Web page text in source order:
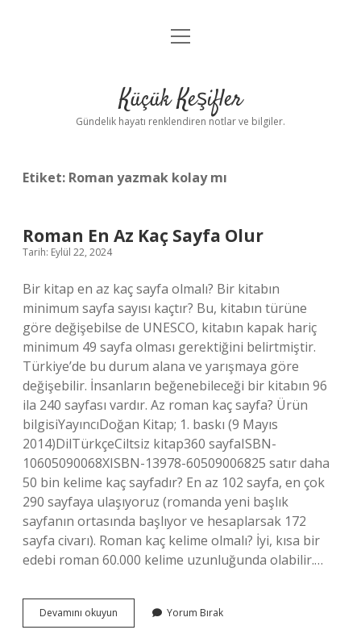
Anasayfa
Yasal Uyarı
menüyü
Küçük Keşifler
Gündelik hayatı renklendiren notlar ve bilgiler.
Etiket: Roman yazmak kolay mı
Roman En Az Kaç Sayfa Olur
Tarih: Eylül 22, 2024
Bir kitap en az kaç sayfa olmalı? Bir kitabın
minimum sayfa sayısı kaçtır? Bu, kitabın türüne
göre değişebilse de UNESCO, kitabın kapak hariç
minimum 49 sayfa olması gerektiğini belirtmiştir.
Türkiye’de bu durum alana ve yarışmaya göre
değişebilir. İnsanların beğenebileceği bir kitabın 96
ila 240 sayfası vardır. Az roman kaç sayfa? Ürün
bilgisiYayıncıDoğan Kitap; 1. baskı (9 Mayıs
2014)DilTürkçeCiltsiz kitap360 sayfaISBN-
10605090068XISBN-13978-60509006825 satır daha
50 bin kelime kaç sayfadır? En az 102 sayfa, en çok
290 sayfaya ulaşıyoruz (romanda yeni başlık
sayfanın ortasında başlıyor ve hesaplarsak 172
sayfa civarı). Roman kaç kelime olmalı? İyi, kısa bir
edebi roman 60.000 kelime uzunluğunda olabilir.…
Devamını okuyun
En
Yorum Bırak